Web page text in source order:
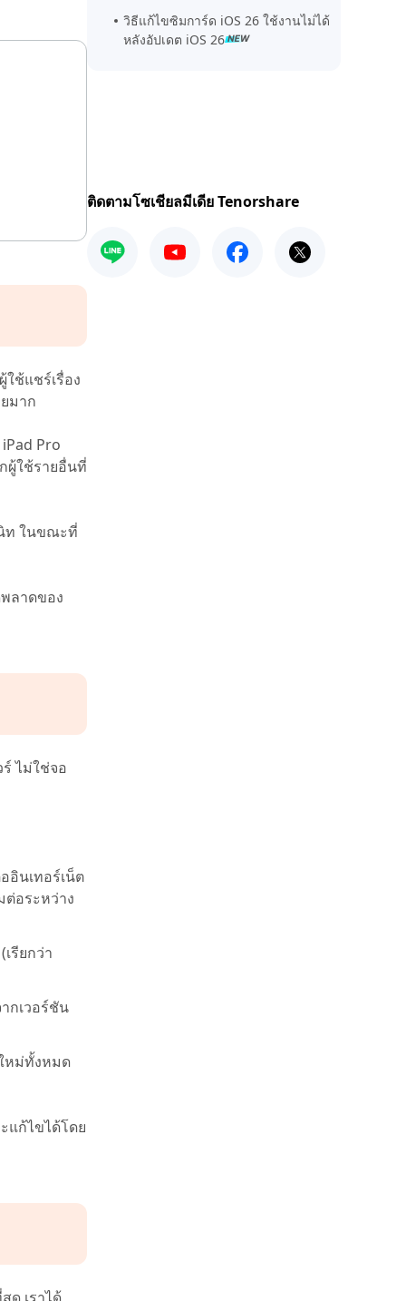
วิธีแก้ไขซิมการ์ด iOS 26 ใช้งานไม่ได้
หลังอัปเดต iOS 26
ติดตามโซเชียลมีเดีย Tenorshare
ช้แชร์เรื่อง
มาก
Pro
ผู้ใช้รายอื่นที่
ท ในขณะที่
ลาดของ
ไม่ใช่จอ
อินเทอร์เน็ต
ต่อระหว่าง
รียกว่า
กเวอร์ชัน
หม่ทั้งหมด
ก้ไขได้โดย